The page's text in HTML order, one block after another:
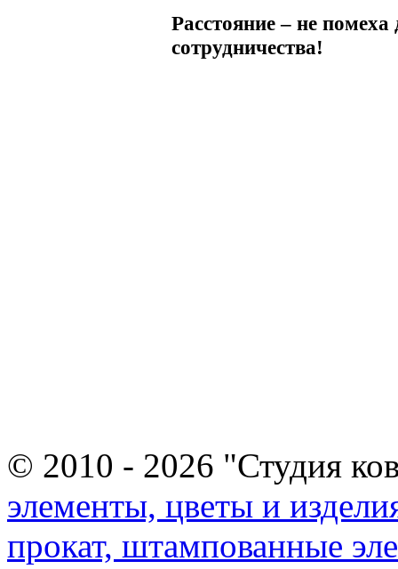
Расстояние – не помеха
сотрудничества!
© 2010 - 2026 "Студия
элементы, цветы и
прокат, штампованные